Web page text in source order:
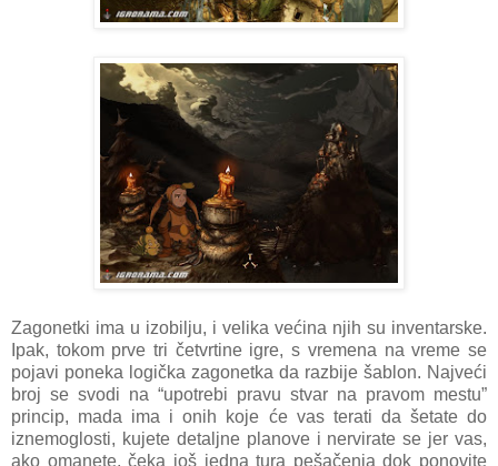
Zagonetki ima u izobilju, i velika većina njih su inventarske.
Ipak, tokom prve tri četvrtine igre, s vremena na vreme se
pojavi poneka logička zagonetka da razbije šablon. Najveći
broj se svodi na “upotrebi pravu stvar na pravom mestu”
princip, mada ima i onih koje će vas terati da šetate do
iznemoglosti, kujete detaljne planove i nervirate se jer vas,
ako omanete, čeka još jedna tura pešačenja dok ponovite